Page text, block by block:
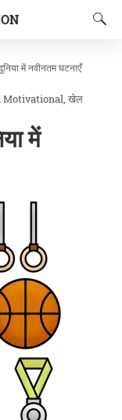
में नवीनतम घटनाएँ
Motivational खेल
में